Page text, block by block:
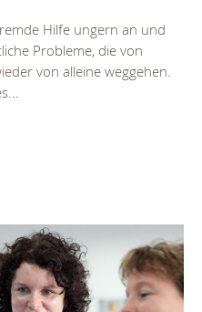
Hilfe ungern an und
Probleme, die von
von alleine weggehen.